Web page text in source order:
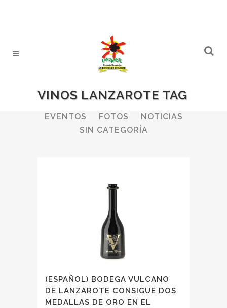
VINOS LANZAROTE TAG
ALL BODEGAS
BOLETINES
EVENTOS
FOTOS
NOTICIAS
SIN CATEGORÍA
(ESPAÑOL) BODEGA VULCANO
DE LANZAROTE CONSIGUE DOS
MEDALLAS DE ORO EN EL